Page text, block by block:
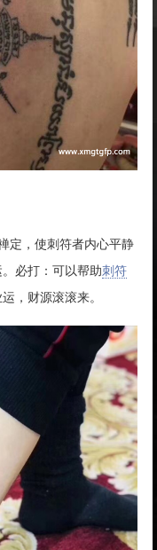
定，使刺符者内心平静
必打：可以帮助刺符
，财源滚滚来。